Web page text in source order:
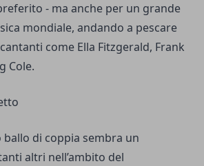
- ma anche per un grande
mondiale, andando a pescare
come Ella Fitzgerald, Frank
Cole.
ballo di coppia sembra un
altri nell’ambito del